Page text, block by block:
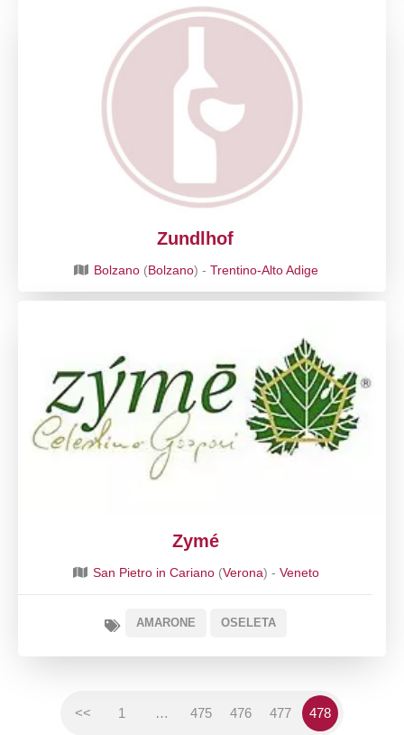
Zundlhof
Bolzano (Bolzano) - Trentino-Alto Adige
Zymé
San Pietro in Cariano (Verona) - Veneto
AMARONE OSELETA
<< 1 … 475 476 477 478